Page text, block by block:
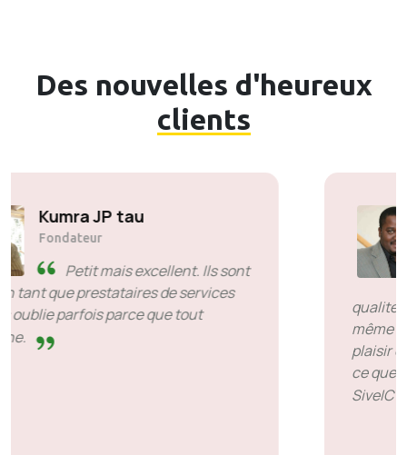
Des nouvelles d'heureux
clients
Solly Motsoane
SiveHost en avance -
SiveHost a généralement une
longueur d'avance et est généralement
conscient des problèmes à l'avance. Il y a des